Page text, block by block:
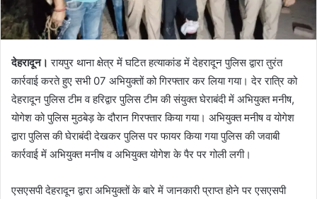
देहरादून।रायपुर थाना क्षेत्र में घटित हत्याकांड में देहरादून पुलिस द्वारा तुरंत
कार्रवाई करते हुए सभी 07 अभियुक्तों को गिरफ्तार कर लिया गया। देर रात्रि को
देहरादून पुलिस टीम व हरिद्वार पुलिस टीम की संयुक्त घेराबंदी में अभियुक्त मनीष,
योगेश को पुलिस मुठबेड़ के दौरान गिरफ्तार किया गया। अभियुक्त मनीष व योगेश
द्वारा पुलिस की घेराबंदी देखकर पुलिस पर फायर किया गया पुलिस की जवाबी
कार्रवाई में अभियुक्त मनीष व अभियुक्त योगेश के पैर पर गोली लगी।
एसएसपी देहरादून द्वारा अभियुक्तों के बारे में जानकारी प्राप्त होने पर एसएसपी